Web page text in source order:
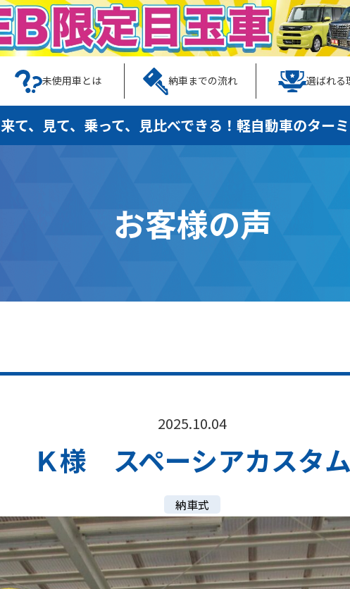
未使用車とは 納車までの流れ 選ばれる
来て、見て、乗って、見比べできる！ 軽自動車のター
お客様の声
2025.10.04
Ｋ様 スペーシアカスタ
納車式